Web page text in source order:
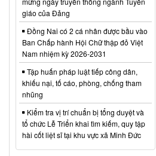
giáo của Đảng
Đồng Nai có 2 cá nhân được bầu vào
Ban Chấp hành Hội Chữ thập đỏ Việt
Nam nhiệm kỳ 2026-2031
Tập huấn pháp luật tiếp công dân,
khiếu nại, tố cáo, phòng, chống tham
nhũng
Kiểm tra vị trí chuẩn bị tổng duyệt và
tổ chức Lễ Triển khai tìm kiếm, quy tập
hài cốt liệt sĩ tại khu vực xã Minh Đức